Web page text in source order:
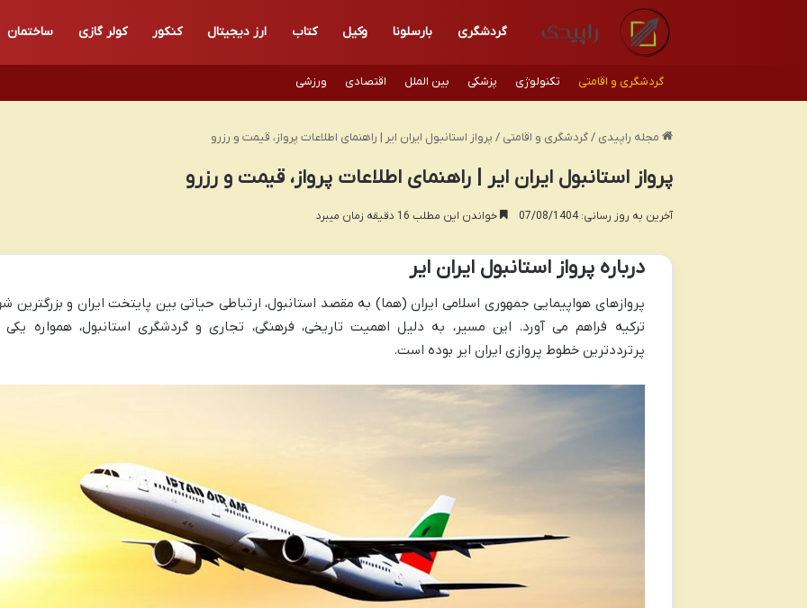
گردشگری بارسلونا وکیل کتاب ارز دیجیتال کنکور کولر گازی ساختمان
گردشگری و اقامتی تکنولوژی پزشکی بین الملل اقتصادی ورزشی
مجله راپیدی / گردشگری و اقامتی / پرواز استانبول ایران ایر | راهنمای اطلاعات پرواز، قیمت و رزرو
پرواز استانبول ایران ایر | راهنمای اطلاعات پرواز، قیمت و رزرو
آخرین به روز رسانی: 07/08/1404 خواندن این مطلب 16 دقیقه زمان میبرد
درباره پرواز استانبول ایران ایر
پروازهای هواپیمایی جمهوری اسلامی ایران (هما) به مقصد استانبول، ارتباطی حیاتی بین پایتخت ایران و بزرگترین
ترکیه فراهم می آورد. این مسیر، به دلیل اهمیت تاریخی، فرهنگی، تجاری و گردشگری استانبول، همواره یکی
پرترددترین خطوط پروازی ایران ایر بوده است.